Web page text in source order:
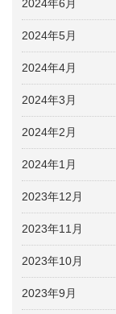
2024年6月
2024年5月
2024年4月
2024年3月
2024年2月
2024年1月
2023年12月
2023年11月
2023年10月
2023年9月